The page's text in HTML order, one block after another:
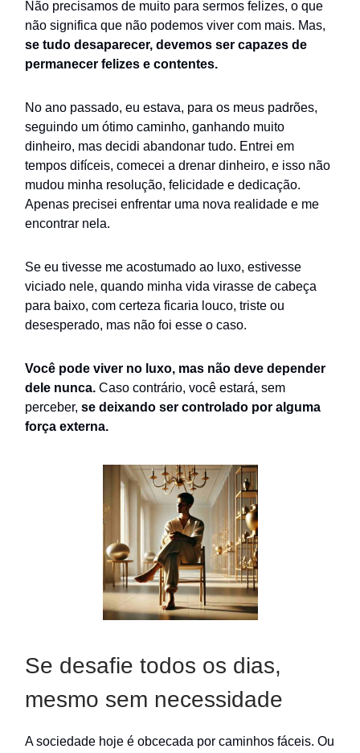
Não precisamos de muito para sermos felizes, o que
não significa que não podemos viver com mais. Mas,
se tudo desaparecer, devemos ser capazes de
permanecer felizes e contentes.
No ano passado, eu estava, para os meus padrões,
seguindo um ótimo caminho, ganhando muito
dinheiro, mas decidi abandonar tudo. Entrei em
tempos difíceis, comecei a drenar dinheiro, e isso não
mudou minha resolução, felicidade e dedicação.
Apenas precisei enfrentar uma nova realidade e me
encontrar nela.
Se eu tivesse me acostumado ao luxo, estivesse
viciado nele, quando minha vida virasse de cabeça
para baixo, com certeza ficaria louco, triste ou
desesperado, mas não foi esse o caso.
Você pode viver no luxo, mas não deve depender
dele nunca. Caso contrário, você estará, sem
perceber, se deixando ser controlado por alguma
força externa.
Se desafie todos os dias,
mesmo sem necessidade
A sociedade hoje é obcecada por caminhos fáceis. Ou